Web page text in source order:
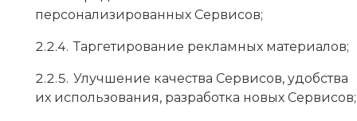
персонализированных Сервисов;
Таргетирование рекламных материалов;
Улучшение качества Сервисов, удобства
их использования, разработка новых Сервисов;